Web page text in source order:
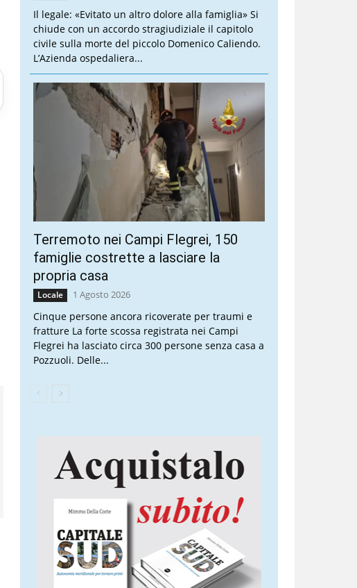
Il legale: «Evitato un altro dolore alla famiglia» Si
chiude con un accordo stragiudiziale il capitolo
civile sulla morte del piccolo Domenico Caliendo.
L’Azienda ospedaliera...
Terremoto nei Campi Flegrei, 150
famiglie costrette a lasciare la
propria casa
Locale 1 Agosto 2026
Cinque persone ancora ricoverate per traumi e
fratture La forte scossa registrata nei Campi
Flegrei ha lasciato circa 300 persone senza casa a
Pozzuoli. Delle...